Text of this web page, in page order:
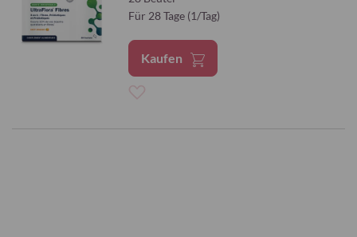
Für 28 Tage (1/Tag)
Kaufen